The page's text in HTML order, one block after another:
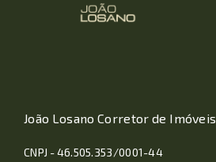
João Losano Corretor de Imóveis
CNPJ - 46.505.353/0001-44